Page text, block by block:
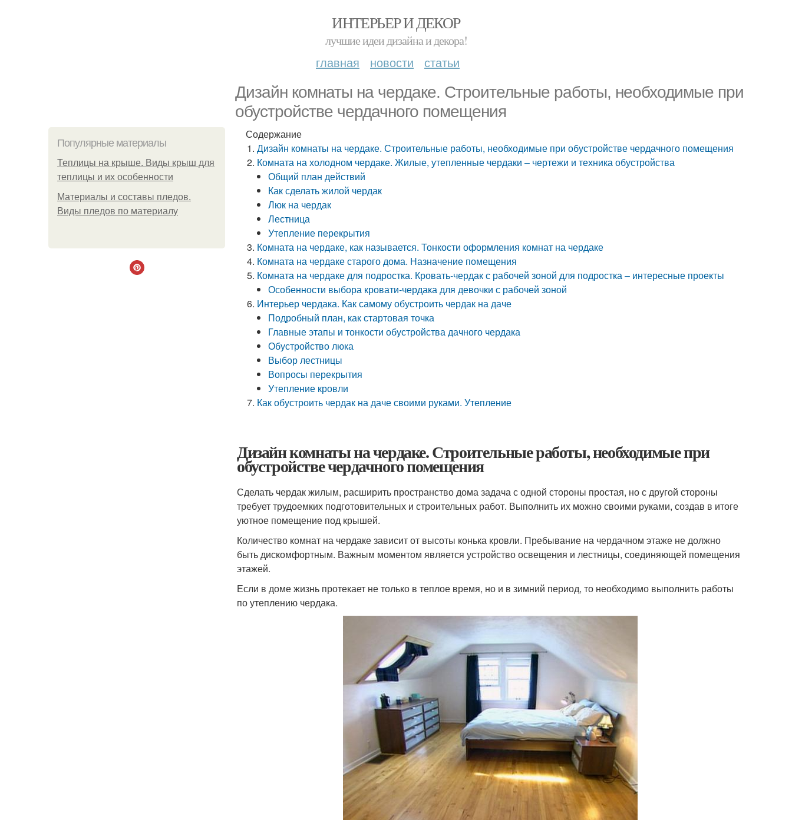
ИНТЕРЬЕР И ДЕКОР
лучшие идеи дизайна и декора!
главная новости статьи
Дизайн комнаты на чердаке. Строительные работы, необходимые при
обустройстве чердачного помещения
Популярные материалы
Теплицы на крыше. Виды крыш для
теплицы и их особенности
Материалы и составы пледов.
Виды пледов по материалу
Содержание
Дизайн комнаты на чердаке. Строительные работы, необходимые при обустройстве чердачного помещения
Комната на холодном чердаке. Жилые, утепленные чердаки – чертежи и техника обустройства
Общий план действий
Как сделать жилой чердак
Люк на чердак
Лестница
Утепление перекрытия
Комната на чердаке, как называется. Тонкости оформления комнат на чердаке
Комната на чердаке старого дома. Назначение помещения
Комната на чердаке для подростка. Кровать-чердак с рабочей зоной для подростка – интересные проекты
Особенности выбора кровати-чердака для девочки с рабочей зоной
Интерьер чердака. Как самому обустроить чердак на даче
Подробный план, как стартовая точка
Главные этапы и тонкости обустройства дачного чердака
Обустройство люка
Выбор лестницы
Вопросы перекрытия
Утепление кровли
Как обустроить чердак на даче своими руками. Утепление
Дизайн комнаты на чердаке. Строительные работы, необходимые при
обустройстве чердачного помещения
Сделать чердак жилым, расширить пространство дома задача с одной стороны простая, но с другой стороны
требует трудоемких подготовительных и строительных работ. Выполнить их можно своими руками, создав в итоге
уютное помещение под крышей.
Количество комнат на чердаке зависит от высоты конька кровли. Пребывание на чердачном этаже не должно
быть дискомфортным. Важным моментом является устройство освещения и лестницы, соединяющей помещения
этажей.
Если в доме жизнь протекает не только в теплое время, но и в зимний период, то необходимо выполнить работы
по утеплению чердака.